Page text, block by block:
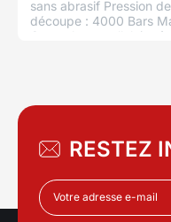
sans abrasif Pression de
découpe : 4000 Bars
Caoutchouc cellulaire
gamme de plaques
mm)
RESTEZ